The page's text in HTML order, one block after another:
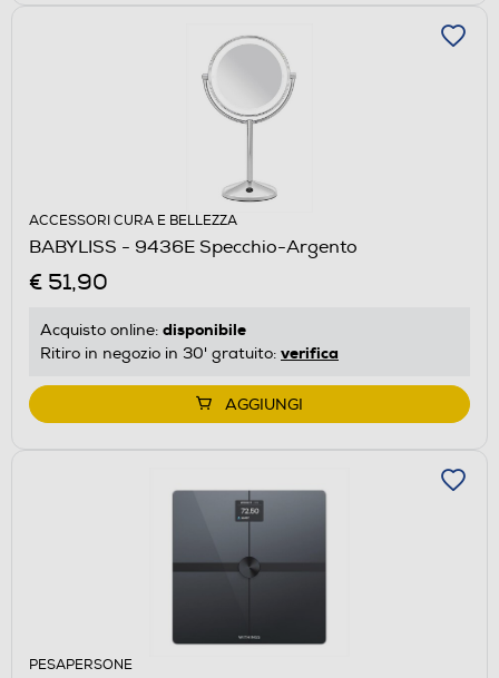
ACCESSORI CURA E BELLEZZA
BABYLISS - 9436E Specchio-Argento
€ 51,90
Acquisto online: disponibile
Ritiro in negozio in 30' gratuito: verifica
AGGIUNGI
PESAPERSONE